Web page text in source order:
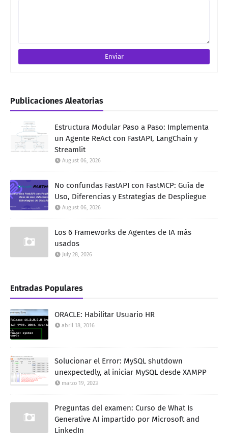
Publicaciones Aleatorias
Estructura Modular Paso a Paso: Implementa
un Agente ReAct con FastAPI, LangChain y
Streamlit
August 06, 2026
No confundas FastAPI con FastMCP: Guía de
Uso, Diferencias y Estrategias de Despliegue
August 06, 2026
Los 6 Frameworks de Agentes de IA más
usados
July 28, 2026
Entradas Populares
ORACLE: Habilitar Usuario HR
abril 18, 2016
Solucionar el Error: MySQL shutdown
unexpectedly, al iniciar MySQL desde XAMPP
marzo 19, 2023
Preguntas del examen: Curso de What Is
Generative AI impartido por Microsoft and
LinkedIn